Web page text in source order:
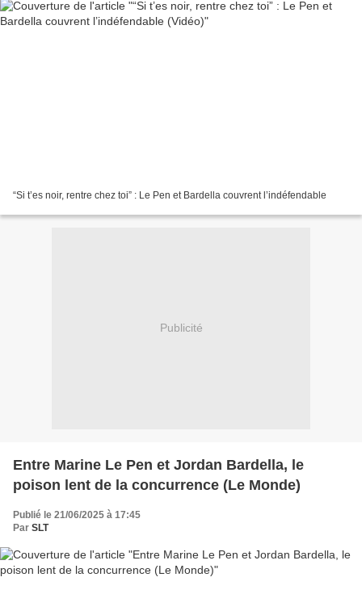
“Si t’es noir, rentre chez toi” : Le Pen et Bardella couvrent l’indéfendable
Publicité
Entre Marine Le Pen et Jordan Bardella, le
poison lent de la concurrence (Le Monde)
Publié le 21/06/2025 à 17:45
Par SLT